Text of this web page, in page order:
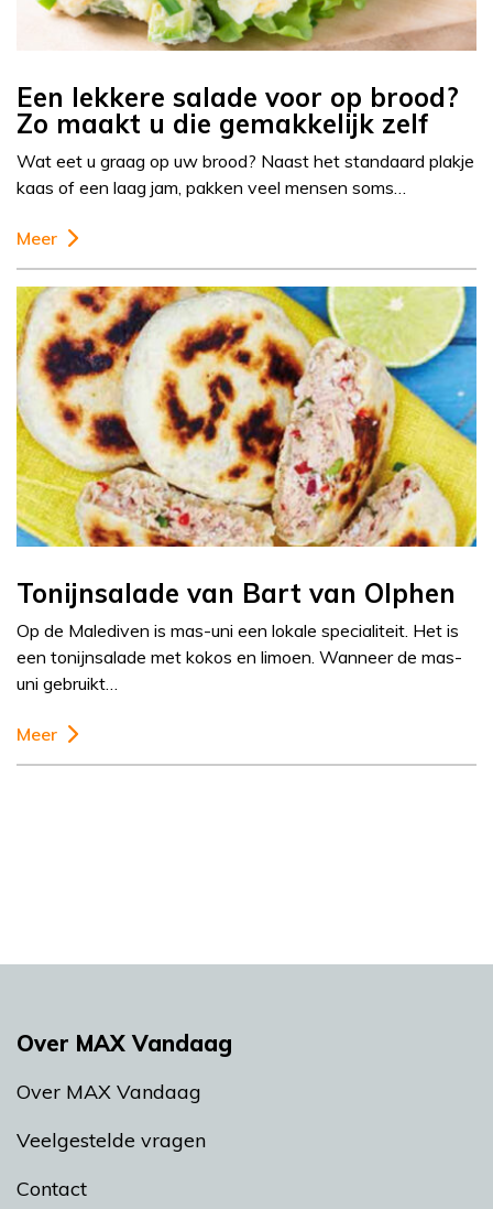
Een lekkere salade voor op brood?
Zo maakt u die gemakkelijk zelf
Wat eet u graag op uw brood? Naast het standaard plakje
kaas of een laag jam, pakken veel mensen soms…
Meer
Tonijnsalade van Bart van Olphen
Op de Malediven is mas-uni een lokale specialiteit. Het is
een tonijnsalade met kokos en limoen. Wanneer de mas-
uni gebruikt…
Meer
Over MAX Vandaag
Over MAX Vandaag
Veelgestelde vragen
Contact